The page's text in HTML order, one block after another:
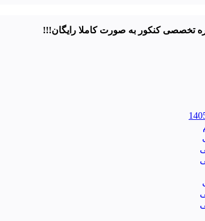
تخصصی کنکور به صورت کاملا رایگان!!!